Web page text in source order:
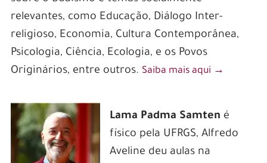
relevantes, como Educação, Diálogo Inter-
religioso, Economia, Cultura Contemporânea,
Psicologia, Ciência, Ecologia, e os Povos
Originários, entre outros. Saiba mais aqui ‭→
Lama Padma Samten é
físico pela UFRGS, Alfredo
Aveline deu aulas na